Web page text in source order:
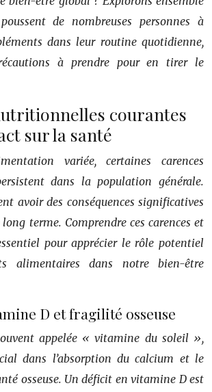
de nombreuses personnes à
dans leur routine quotidienne,
à prendre pour en tirer le
courantes
sur la santé
variée, certaines carences
dans la population générale.
avoir des conséquences significatives
terme. Comprendre ces carences et
pour apprécier le rôle potentiel
alimentaires dans notre bien-être
D et fragilité osseuse
appelée « vitamine du soleil »,
dans l’absorption du calcium et le
osseuse. Un déficit en vitamine D est